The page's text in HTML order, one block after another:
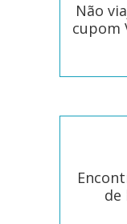
Não
cupom
de